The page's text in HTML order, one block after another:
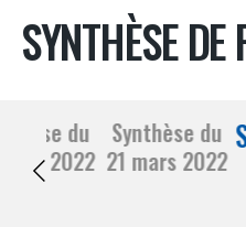
SYNTHÈSE DE PRESSE
SYNTHÈSE DE
du
18 mars 2022
Synthèse du
21 mars 2022
DEMANDE